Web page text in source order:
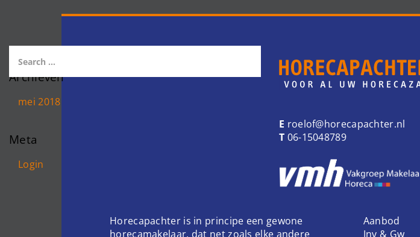
Archieven
mei 2018
Meta
Login
E roelof@horecapachter.nl
T 06-15048789
Horecapachter is in principe een gewone
horecamakelaar, dat net zoals elke andere
Aanbod
Inv & Gw